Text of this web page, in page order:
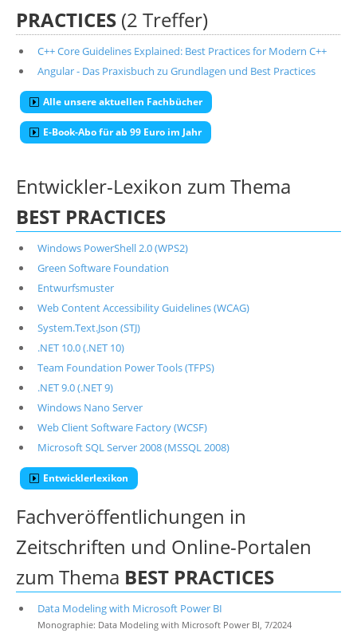
PRACTICES (2 Treffer)
C++ Core Guidelines Explained: Best Practices for Modern C++
Angular - Das Praxisbuch zu Grundlagen und Best Practices
Alle unsere aktuellen Fachbücher
E-Book-Abo für ab 99 Euro im Jahr
Entwickler-Lexikon zum Thema
BEST PRACTICES
Windows PowerShell 2.0 (WPS2)
Green Software Foundation
Entwurfsmuster
Web Content Accessibility Guidelines (WCAG)
System.Text.Json (STJ)
.NET 10.0 (.NET 10)
Team Foundation Power Tools (TFPS)
.NET 9.0 (.NET 9)
Windows Nano Server
Web Client Software Factory (WCSF)
Microsoft SQL Server 2008 (MSSQL 2008)
Entwicklerlexikon
Fachveröffentlichungen in
Zeitschriften und Online-Portalen
zum Thema BEST PRACTICES
Data Modeling with Microsoft Power BI
Monographie: Data Modeling with Microsoft Power BI, 7/2024